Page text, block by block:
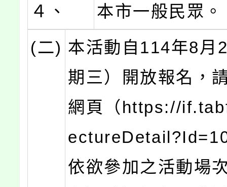
４、
本市一般民眾。
(二) 本活動自114年8月
期三）開放報名，
網頁（https://
依欲參加之活動場